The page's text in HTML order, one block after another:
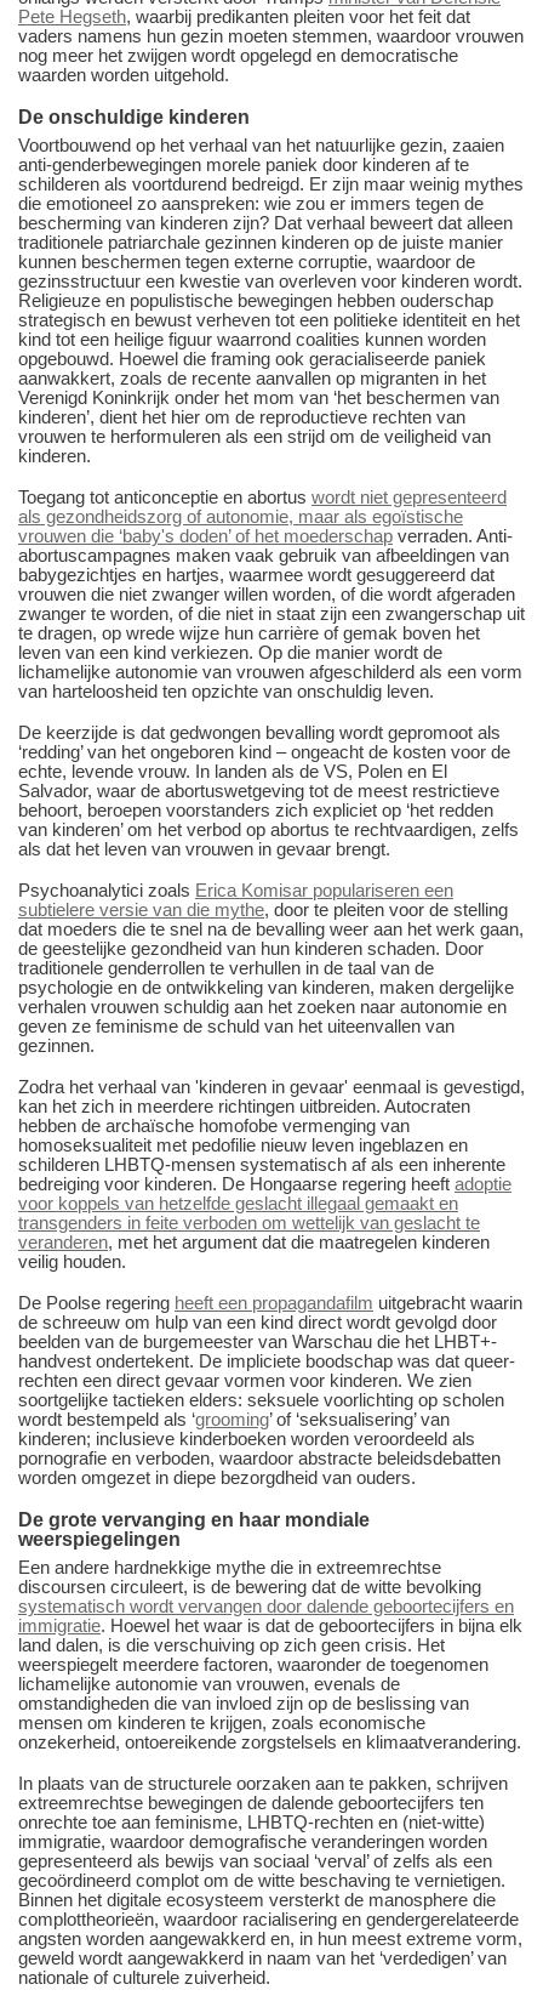
Pete Hegseth, waarbij predikanten pleiten voor het feit dat
vaders namens hun gezin moeten stemmen, waardoor vrouwen
nog meer het zwijgen wordt opgelegd en democratische
waarden worden uitgehold.
De onschuldige kinderen
Voortbouwend op het verhaal van het natuurlijke gezin, zaaien
anti-genderbewegingen morele paniek door kinderen af te
schilderen als voortdurend bedreigd. Er zijn maar weinig mythes
die emotioneel zo aanspreken: wie zou er immers tegen de
bescherming van kinderen zijn? Dat verhaal beweert dat alleen
traditionele patriarchale gezinnen kinderen op de juiste manier
kunnen beschermen tegen externe corruptie, waardoor de
gezinsstructuur een kwestie van overleven voor kinderen wordt.
Religieuze en populistische bewegingen hebben ouderschap
strategisch en bewust verheven tot een politieke identiteit en het
kind tot een heilige figuur waarrond coalities kunnen worden
opgebouwd. Hoewel die framing ook geracialiseerde paniek
aanwakkert, zoals de recente aanvallen op migranten in het
Verenigd Koninkrijk onder het mom van ‘het beschermen van
kinderen’, dient het hier om de reproductieve rechten van
vrouwen te herformuleren als een strijd om de veiligheid van
kinderen.
Toegang tot anticonceptie en abortus wordt niet gepresenteerd
als gezondheidszorg of autonomie, maar als egoïstische
vrouwen die ‘baby's doden’ of het moederschap verraden. Anti-
abortuscampagnes maken vaak gebruik van afbeeldingen van
babygezichtjes en hartjes, waarmee wordt gesuggereerd dat
vrouwen die niet zwanger willen worden, of die wordt afgeraden
zwanger te worden, of die niet in staat zijn een zwangerschap uit
te dragen, op wrede wijze hun carrière of gemak boven het
leven van een kind verkiezen. Op die manier wordt de
lichamelijke autonomie van vrouwen afgeschilderd als een vorm
van harteloosheid ten opzichte van onschuldig leven.
De keerzijde is dat gedwongen bevalling wordt gepromoot als
‘redding’ van het ongeboren kind – ongeacht de kosten voor de
echte, levende vrouw. In landen als de VS, Polen en El
Salvador, waar de abortuswetgeving tot de meest restrictieve
behoort, beroepen voorstanders zich expliciet op ‘het redden
van kinderen’ om het verbod op abortus te rechtvaardigen, zelfs
als dat het leven van vrouwen in gevaar brengt.
Psychoanalytici zoals Erica Komisar populariseren een
subtielere versie van die mythe, door te pleiten voor de stelling
dat moeders die te snel na de bevalling weer aan het werk gaan,
de geestelijke gezondheid van hun kinderen schaden. Door
traditionele genderrollen te verhullen in de taal van de
psychologie en de ontwikkeling van kinderen, maken dergelijke
verhalen vrouwen schuldig aan het zoeken naar autonomie en
geven ze feminisme de schuld van het uiteenvallen van
gezinnen.
Zodra het verhaal van 'kinderen in gevaar' eenmaal is gevestigd,
kan het zich in meerdere richtingen uitbreiden. Autocraten
hebben de archaïsche homofobe vermenging van
homoseksualiteit met pedofilie nieuw leven ingeblazen en
schilderen LHBTQ-mensen systematisch af als een inherente
bedreiging voor kinderen. De Hongaarse regering heeft adoptie
voor koppels van hetzelfde geslacht illegaal gemaakt en
transgenders in feite verboden om wettelijk van geslacht te
veranderen, met het argument dat die maatregelen kinderen
veilig houden.
De Poolse regering heeft een propagandafilm uitgebracht waarin
de schreeuw om hulp van een kind direct wordt gevolgd door
beelden van de burgemeester van Warschau die het LHBT+-
handvest ondertekent. De impliciete boodschap was dat queer-
rechten een direct gevaar vormen voor kinderen. We zien
soortgelijke tactieken elders: seksuele voorlichting op scholen
wordt bestempeld als ‘grooming’ of ‘seksualisering’ van
kinderen; inclusieve kinderboeken worden veroordeeld als
pornografie en verboden, waardoor abstracte beleidsdebatten
worden omgezet in diepe bezorgdheid van ouders.
De grote vervanging en haar mondiale
weerspiegelingen
Een andere hardnekkige mythe die in extreemrechtse
discoursen circuleert, is de bewering dat de witte bevolking
systematisch wordt vervangen door dalende geboortecijfers en
immigratie. Hoewel het waar is dat de geboortecijfers in bijna elk
land dalen, is die verschuiving op zich geen crisis. Het
weerspiegelt meerdere factoren, waaronder de toegenomen
lichamelijke autonomie van vrouwen, evenals de
omstandigheden die van invloed zijn op de beslissing van
mensen om kinderen te krijgen, zoals economische
onzekerheid, ontoereikende zorgstelsels en klimaatverandering.
In plaats van de structurele oorzaken aan te pakken, schrijven
extreemrechtse bewegingen de dalende geboortecijfers ten
onrechte toe aan feminisme, LHBTQ-rechten en (niet-witte)
immigratie, waardoor demografische veranderingen worden
gepresenteerd als bewijs van sociaal ‘verval’ of zelfs als een
gecoördineerd complot om de witte beschaving te vernietigen.
Binnen het digitale ecosysteem versterkt de manosphere die
complottheorieën, waardoor racialisering en gendergerelateerde
angsten worden aangewakkerd en, in hun meest extreme vorm,
geweld wordt aangewakkerd in naam van het ‘verdedigen’ van
nationale of culturele zuiverheid.